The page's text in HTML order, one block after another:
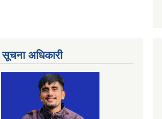
सूचना अधिकारी